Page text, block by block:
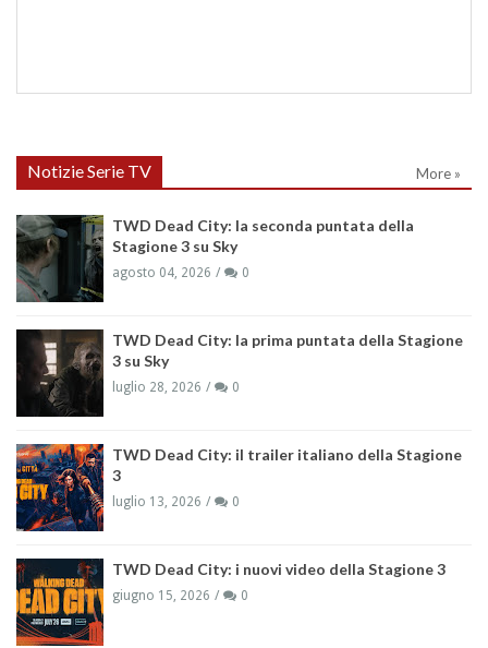
Notizie Serie TV More »
TWD Dead City: la seconda puntata della
Stagione 3 su Sky
agosto 04, 2026 0
TWD Dead City: la prima puntata della Stagione
3 su Sky
luglio 28, 2026 0
TWD Dead City: il trailer italiano della Stagione
3
luglio 13, 2026 0
TWD Dead City: i nuovi video della Stagione 3
giugno 15, 2026 0